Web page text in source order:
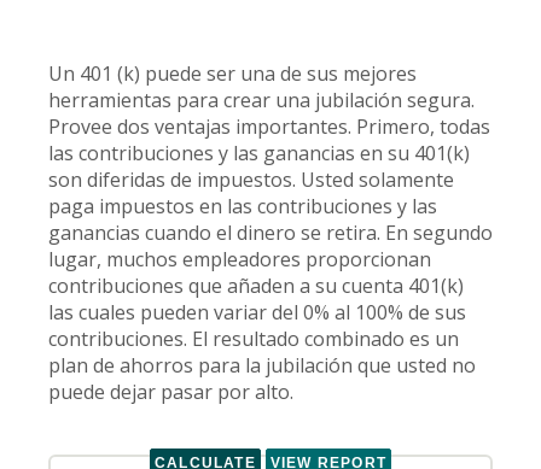
Un 401 (k) puede ser una de sus mejores
herramientas para crear una jubilación segura.
Provee dos ventajas importantes. Primero, todas
las contribuciones y las ganancias en su 401(k)
son diferidas de impuestos. Usted solamente
paga impuestos en las contribuciones y las
ganancias cuando el dinero se retira. En segundo
lugar, muchos empleadores proporcionan
contribuciones que añaden a su cuenta 401(k)
las cuales pueden variar del 0% al 100% de sus
contribuciones. El resultado combinado es un
plan de ahorros para la jubilación que usted no
puede dejar pasar por alto.